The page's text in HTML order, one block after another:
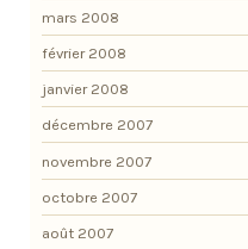
mars 2008
février 2008
janvier 2008
décembre 2007
novembre 2007
octobre 2007
août 2007